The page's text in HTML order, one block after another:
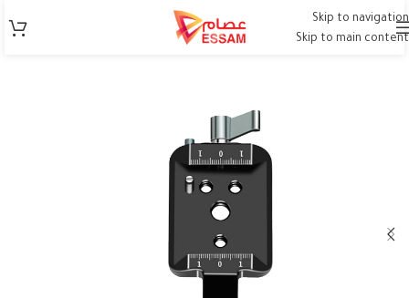
Skip to navigation
Skip to main content